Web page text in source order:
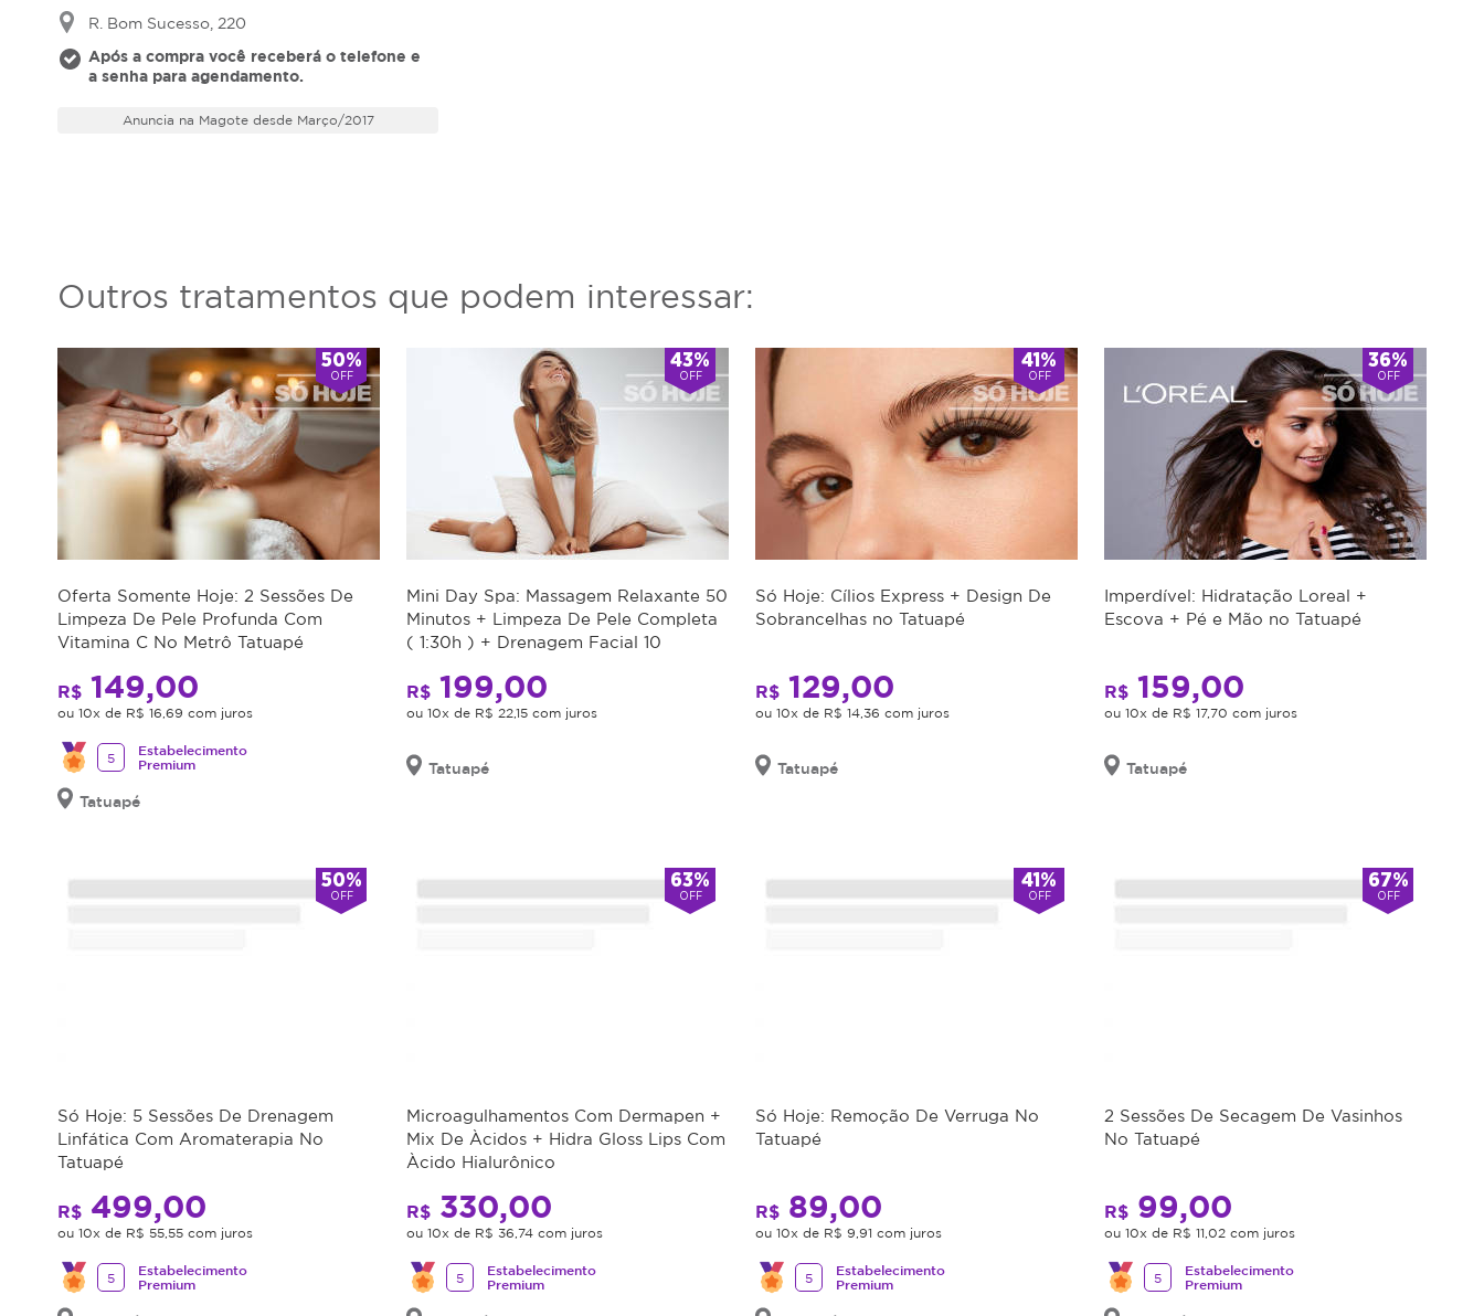
R. Bom Sucesso, 220
Após a compra você receberá o telefone e
a senha para agendamento.
Anuncia na Magote desde Março/2017
Outros tratamentos que podem interessar:
50%
OFF
Oferta Somente Hoje: 2 Sessões De
Limpeza De Pele Profunda Com
Vitamina C No Metrô Tatuapé
R$ 149,00
ou 10x de R$ 16,69 com juros
5
Estabelecimento
Premium
Tatuapé
43%
OFF
Mini Day Spa: Massagem Relaxante 50
Minutos + Limpeza De Pele Completa
( 1:30h ) + Drenagem Facial 10
R$ 199,00
ou 10x de R$ 22,15 com juros
Tatuapé
41%
OFF
Só Hoje: Cílios Express + Design De
Sobrancelhas no Tatuapé
R$ 129,00
ou 10x de R$ 14,36 com juros
Tatuapé
36%
OFF
Imperdível: Hidratação Loreal +
Escova + Pé e Mão no Tatuapé
R$ 159,00
ou 10x de R$ 17,70 com juros
Tatuapé
50%
OFF
Só Hoje: 5 Sessões De Drenagem
Linfática Com Aromaterapia No
Tatuapé
R$ 499,00
ou 10x de R$ 55,55 com juros
5
Estabelecimento
Premium
63%
OFF
Microagulhamentos Com Dermapen +
Mix De Àcidos + Hidra Gloss Lips Com
Àcido Hialurônico
R$ 330,00
ou 10x de R$ 36,74 com juros
5
Estabelecimento
Premium
41%
OFF
Só Hoje: Remoção De Verruga No
Tatuapé
R$ 89,00
ou 10x de R$ 9,91 com juros
5
Estabelecimento
Premium
67%
OFF
2 Sessões De Secagem De Vasinhos
No Tatuapé
R$ 99,00
ou 10x de R$ 11,02 com juros
5
Estabelecimento
Premium